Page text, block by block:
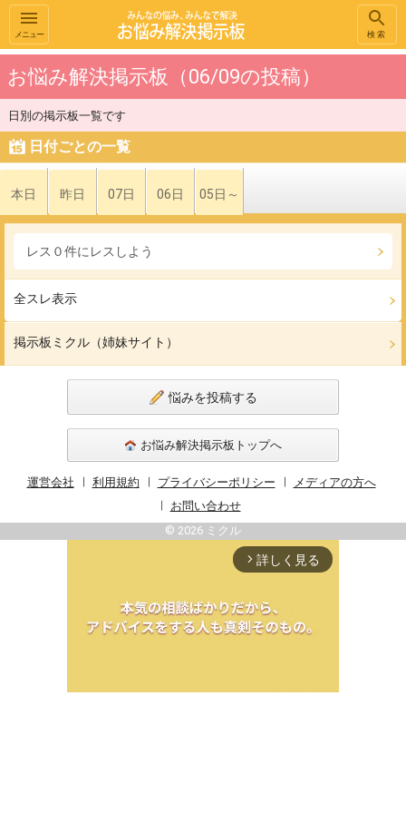
メニュー 検索
お悩み解決掲示板（06/09の投稿）
日別の掲示板一覧です
日付ごとの一覧
本日 昨日 07日 06日 05日～
レス０件にレスしよう
全スレ表示
掲示板ミクル（姉妹サイト）
悩みを投稿する
お悩み解決掲示板トップへ
運営会社 利用規約 プライバシーポリシー
メディアの方へ
お問い合わせ
© 2026 ミクル
arrow_forward_ios 詳しく見る